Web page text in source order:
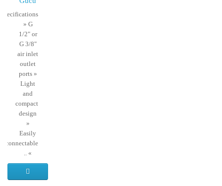
Specifications
» G
1/2" or
G 3/8"
air inlet
outlet
ports »
Light
and
compact
design
»
Easily
» ..